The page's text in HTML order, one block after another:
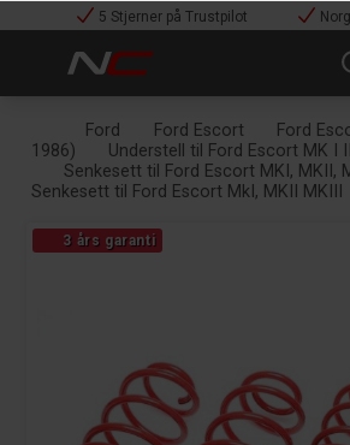
5 Stjerner på Trustpilot
Ford Ford Escort
Ford
1986)
Understell til Ford Escort MK I
Senkesett til Ford Escort MKI, MKII,
Senkesett til Ford Escort MkI, MKII MKIII
3 års garanti